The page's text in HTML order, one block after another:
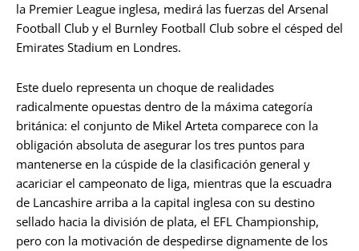
la Premier League inglesa, medirá las fuerzas del Arsenal
Football Club y el Burnley Football Club sobre el césped del
Emirates Stadium en Londres.
Este duelo representa un choque de realidades
radicalmente opuestas dentro de la máxima categoría
británica: el conjunto de Mikel Arteta comparece con la
obligación absoluta de asegurar los tres puntos para
mantenerse en la cúspide de la clasificación general y
acariciar el campeonato de liga, mientras que la escuadra
de Lancashire arriba a la capital inglesa con su destino
sellado hacia la división de plata, el EFL Championship,
pero con la motivación de despedirse dignamente de los